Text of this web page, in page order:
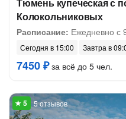
Колокольниковых
Расписание: Ежедневно с
Сегодня в 15:00 Завтра в
7450 ₽за всё до 5 чел.
5 отзывов